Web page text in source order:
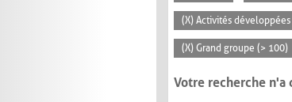
(X) Activités
(X) Grand groupe (> 100)
Votre recherche n'a